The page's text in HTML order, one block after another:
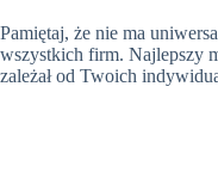
Pamiętaj, że nie ma
wszystkich firm. Najlepszy
zależał od Twoich